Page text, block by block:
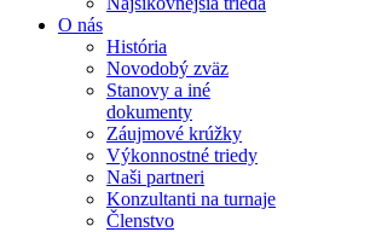
O nás
História
Novodobý zväz
Stanovy a iné
dokumenty
Záujmové krúžky
Výkonnostné triedy
Naši partneri
Konzultanti na turnaje
Členstvo